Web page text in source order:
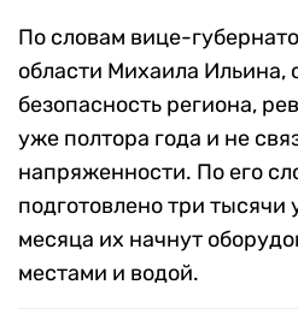
По словам вице-
области Михаила Ильина,
безопасность региона,
уже полтора года и не
напряженности. По его
подготовлено три
месяца их начнут
местами и водой.